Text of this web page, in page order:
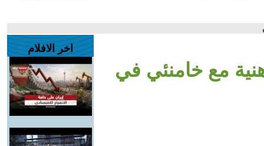
مع خامنئي في
اخر الافلام